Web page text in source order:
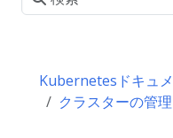
Kubernetesドキュ
クラスターの管理